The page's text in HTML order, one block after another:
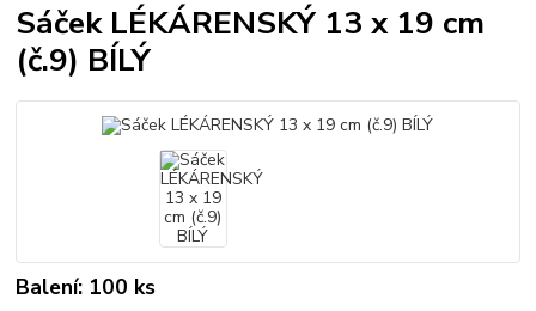
Sáček LÉKÁRENSKÝ 13 x 19 cm
(č.9) BÍLÝ
Balení: 100 ks